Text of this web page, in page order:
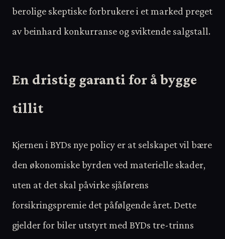
berolige skeptiske forbrukere i et marked preget
av beinhard konkurranse og sviktende salgstall.
En dristig garanti for å bygge
tillit
Kjernen i BYDs nye policy er at selskapet vil bære
den økonomiske byrden ved materielle skader,
uten at det skal påvirke sjåførens
forsikringspremie det påfølgende året. Dette
gjelder for biler utstyrt med BYDs tre-trinns